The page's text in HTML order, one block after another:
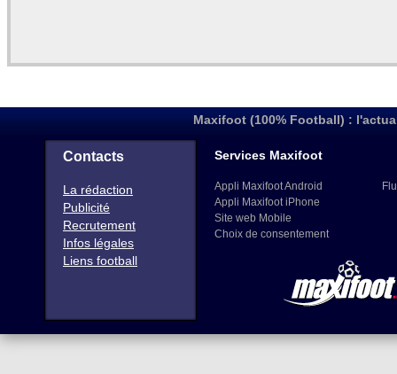
Maxifoot (100% Football) :
Contacts
La rédaction
Publicité
Recrutement
Infos légales
Liens football
Services Maxifoot
Appli Maxifoot Android
Appli Maxifoot iPhone
Site web Mobile
Choix de consentement